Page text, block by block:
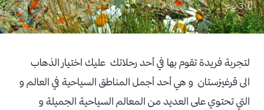
🗓 3 يوم
لتجربة فريدة تقوم بها في أحد رحلاتك عليك اختيار الذهاب
الى قرغيزستان و هي أحد أجمل المناطق السياحية في العالم و
التي تحتوي على العديد من المعالم السياحية الجميلة و